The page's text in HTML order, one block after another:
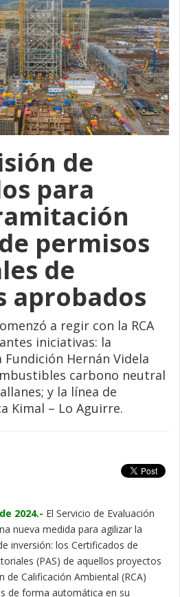
de
para
permisos
de
aprobados
a regir con la RCA
iniciativas: la
Hernán Videla
carbono neutral
y la línea de
Kimal – Lo Aguirre.
2024.- El Servicio de Evaluación
nueva medida para agilizar la
inversión: los Certificados de
(PAS) de aquellos proyectos
de Calificación Ambiental (RCA)
de forma automática en su